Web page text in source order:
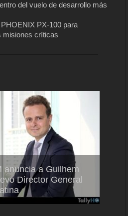
del vuelo de desarrollo más
PX-100 para
misiones críticas
anuncia a Guilhem
Director General